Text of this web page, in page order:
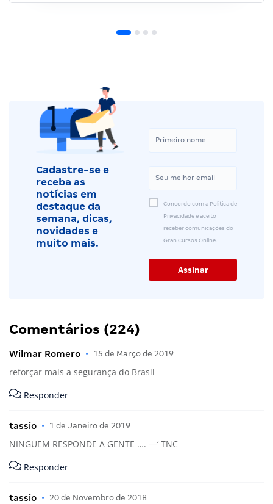
Cadastre-se e
receba as
notícias em
destaque da
semana, dicas,
novidades e
muito mais.
Concordo com a Política de
Privacidade e aceito
receber comunicações do
Gran Cursos Online.
Comentários (224)
Wilmar Romero • 15 de Março de 2019
reforçar mais a segurança do Brasil
Responder
tassio • 1 de Janeiro de 2019
NINGUEM RESPONDE A GENTE …. —‘ TNC
Responder
tassio • 20 de Novembro de 2018